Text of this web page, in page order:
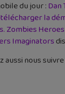
du jour :Dan
télécharger la
Zombies Heroes
Imaginators
aussi nous